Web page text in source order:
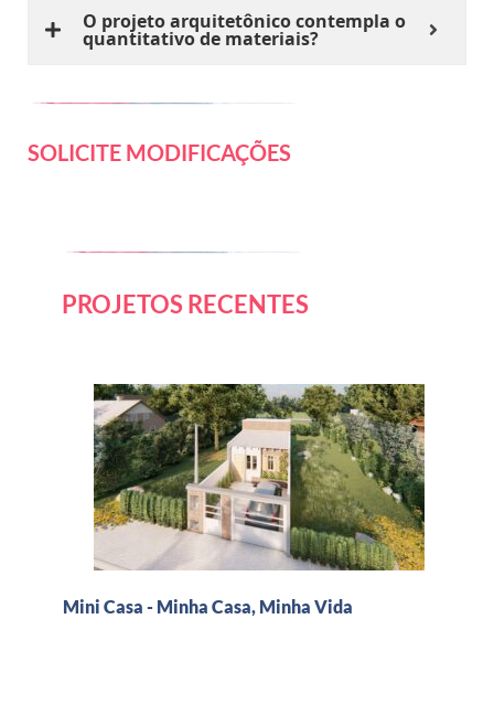
O projeto arquitetônico contempla o
quantitativo de materiais?
SOLICITE MODIFICAÇÕES
PROJETOS RECENTES
Mini Casa - Minha Casa, Minha Vida